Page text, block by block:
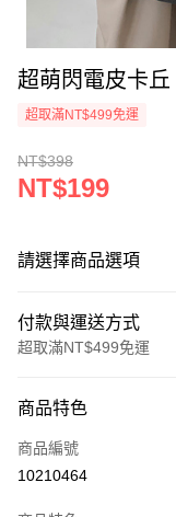
超取滿NT$499免運
NT$398
NT$199
請選擇商品選項
付款與運送方式
超取滿NT$499免運
信用卡一次付款
超商取貨付款
商品特色
商品編號
10210464